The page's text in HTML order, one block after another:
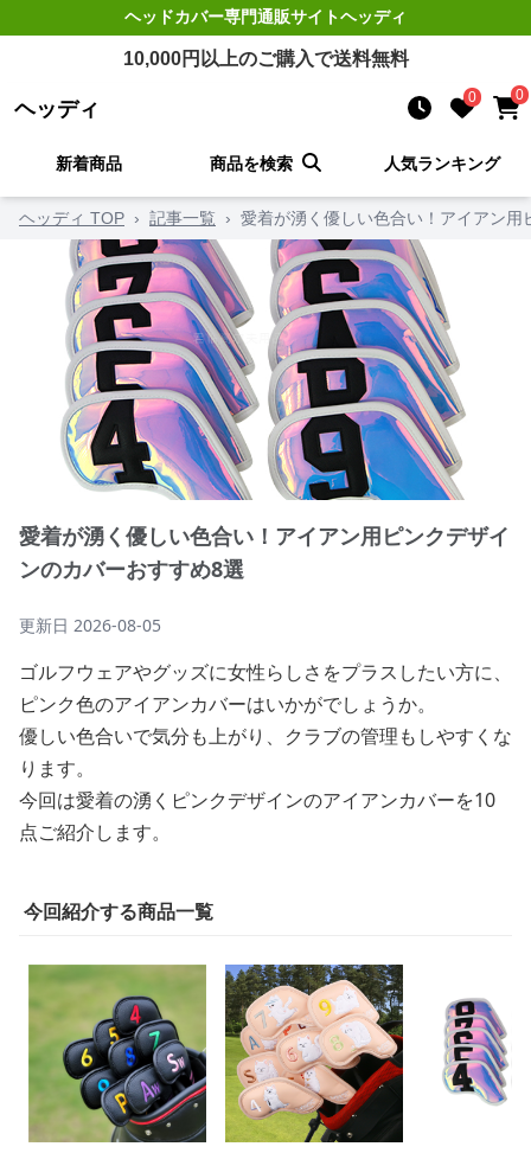
ヘッドカバー専門通販サイトヘッディ
10,000円以上のご購入で送料無料
ヘッディ 0 0
新着商品 商品を検索 人気ランキング
ヘッディ TOP › 記事一覧 › 愛着が湧く優しい色合い！アイアン
愛着が湧く優しい色合い！アイアン用ピンクデザイ
ンのカバーおすすめ8選
更新日 2026-08-05
ゴルフウェアやグッズに女性らしさをプラスしたい方に、
ピンク色のアイアンカバーはいかがでしょうか。
優しい色合いで気分も上がり、クラブの管理もしやすくな
ります。
今回は愛着の湧くピンクデザインのアイアンカバーを10
点ご紹介します。
今回紹介する商品一覧